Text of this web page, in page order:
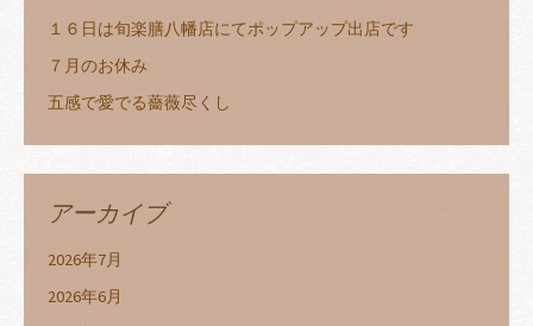
１６日は旬楽膳八幡店にてポップアップ出店です
７月のお休み
五感で愛でる薔薇尽くし
アーカイブ
2026年7月
2026年6月